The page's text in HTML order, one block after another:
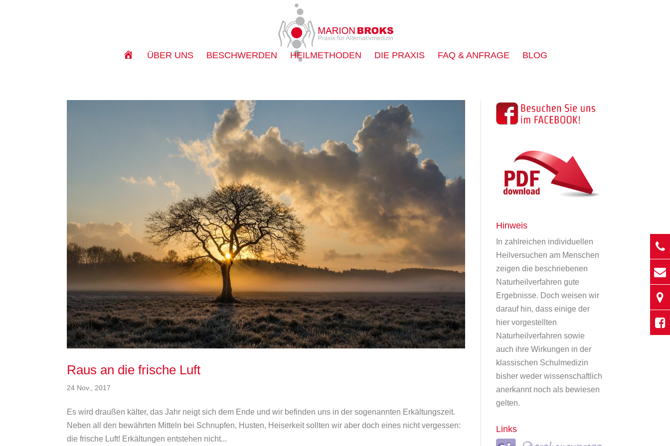
ÜBER UNS BESCHWERDEN HEILMETHODEN DIE PRAXIS FAQ & ANFRAGE BLOG
Raus an die frische Luft
24 Nov., 2017
Es wird draußen kälter, das Jahr neigt sich dem Ende und wir befinden uns in der sogenannten Erkältungszeit.
Neben all den bewährten Mitteln bei Schnupfen, Husten, Heiserkeit sollten wir aber doch eines nicht vergessen:
die frische Luft! Erkältungen entstehen nicht...
Hinweis
In zahlreichen individuellen
Heilversuchen am Menschen
zeigen die beschriebenen
Naturheilverfahren gute
Ergebnisse. Doch weisen wir
darauf hin, dass einige der
hier vorgestellten
Naturheilverfahren sowie
auch ihre Wirkungen in der
klassischen Schulmedizin
bisher weder wissenschaftlich
anerkannt noch als bewiesen
gelten.
Links